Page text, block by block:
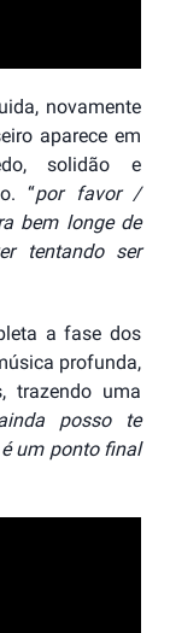
novamente
aparece em
solidão e
“por favor /
bem longe de
tentando ser
a fase dos
profunda,
trazendo uma
posso te
um ponto final